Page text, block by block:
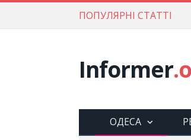
ПОПУЛЯРНІ СТАТТІ
Informer
ОДЕСА